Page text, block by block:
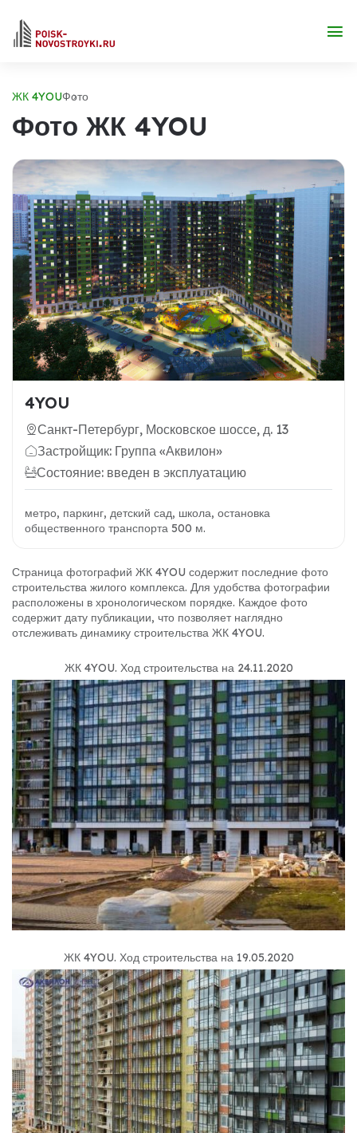
ЖК 4YOUФото
Фото ЖК 4YOU
4YOU
Санкт-Петербург, Московское шоссе, д. 13
Застройщик: Группа «Аквилон»
Состояние: введен в эксплуатацию
метро, паркинг, детский сад, школа, остановка
общественного транспорта 500 м.
Страница фотографий ЖК 4YOU содержит последние фото
строительства жилого комплекса. Для удобства фотографии
расположены в хронологическом порядке. Каждое фото
содержит дату публикации, что позволяет наглядно
отслеживать динамику строительства ЖК 4YOU.
ЖК 4YOU. Ход строительства на 24.11.2020
ЖК 4YOU. Ход строительства на 19.05.2020